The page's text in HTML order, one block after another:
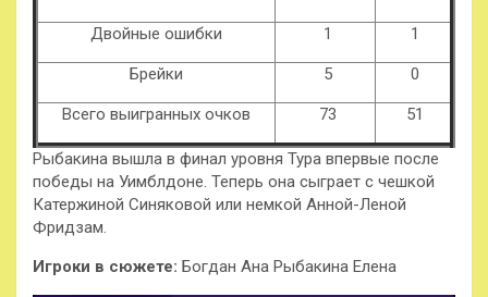
Двойные ошибки 1 1
Брейки 5 0
Всего выигранных очков 73 51
Рыбакина вышла в финал уровня Тура впервые после
победы на Уимблдоне. Теперь она сыграет с чешкой
Катержиной Синяковой или немкой Анной-Леной
Фридзам.
Игроки в сюжете: Богдан Ана Рыбакина Елена